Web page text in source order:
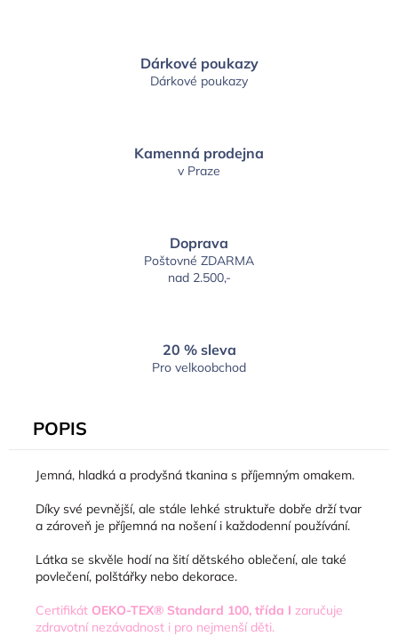
Dárkové poukazy
Dárkové poukazy
Kamenná prodejna
v Praze
Doprava
Poštovné ZDARMA
nad 2.500,-
20 % sleva
Pro velkoobchod
POPIS
Jemná, hladká a prodyšná tkanina s příjemným omakem.
Díky své pevnější, ale stále lehké struktuře dobře drží tvar
a zároveň je příjemná na nošení i každodenní používání.
Látka se skvěle hodí na šití dětského oblečení, ale také
povlečení, polštářky nebo dekorace.
Certifikát OEKO-TEX® Standard 100, třída I zaručuje
zdravotní nezávadnost i pro nejmenší děti.